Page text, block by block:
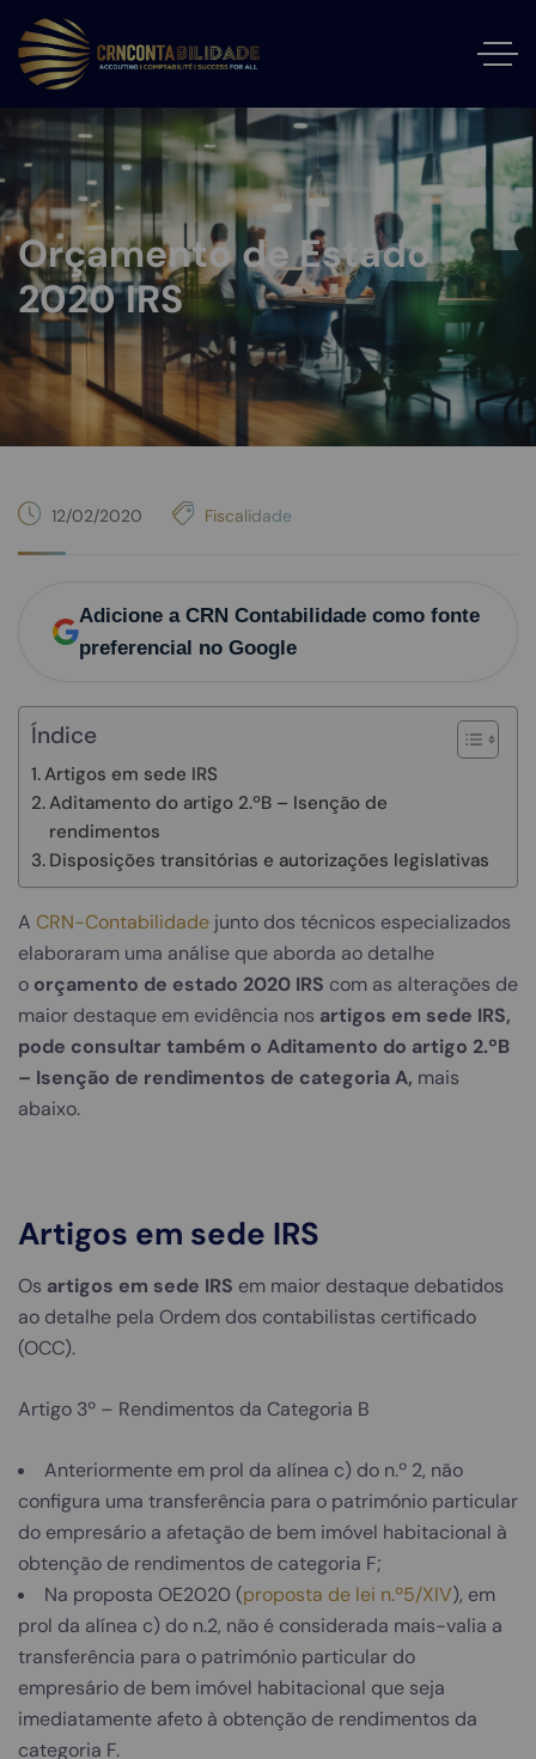
Orçamento de Estado
2020 IRS
12/02/2020 Fiscalidade
Adicione a CRN Contabilidade como fonte
preferencial no Google
Índice
Artigos em sede IRS
Aditamento do artigo 2.ºB – Isenção de
rendimentos
Disposições transitórias e autorizações legislativas
A CRN-Contabilidade junto dos técnicos especializados
elaboraram uma análise que aborda ao detalhe
o orçamento de estado 2020 IRS com as alterações de
maior destaque em evidência nos artigos em sede IRS,
pode consultar também o Aditamento do artigo 2.ºB
– Isenção de rendimentos de categoria A, mais
abaixo.
Artigos em sede IRS
Os artigos em sede IRS em maior destaque debatidos
ao detalhe pela Ordem dos contabilistas certificado
(OCC).
Artigo 3º – Rendimentos da Categoria B
Anteriormente em prol da alínea c) do n.º 2, não
configura uma transferência para o património particular
do empresário a afetação de bem imóvel habitacional à
obtenção de rendimentos de categoria F;
Na proposta OE2020 (proposta de lei n.º5/XIV), em
prol da alínea c) do n.2, não é considerada mais-valia a
transferência para o património particular do
empresário de bem imóvel habitacional que seja
imediatamente afeto à obtenção de rendimentos da
categoria F.